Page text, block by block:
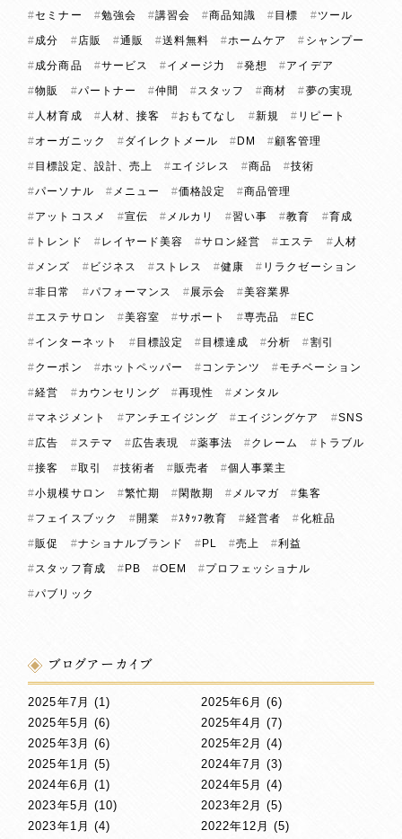
セミナー
勉強会 講習会 商品知識 目標
ツール
成分
店販 通販 送料無料 ホームケア
シャンプー
成分商品
サービス イメージ力 発想
アイデア
物販
パートナー 仲間 スタッフ 商材
夢の実現
人材育成
人材、接客 おもてなし 新規
リピート
オーガニック
ダイレクトメール DM
顧客管理
目標設定、設計、売上
エイジレス 商品
技術
パーソナル
メニュー 価格設定
商品管理
アットコスメ
宣伝 メルカリ 習い事 教育
育成
トレンド
レイヤード美容 サロン経営 エステ
人材
メンズ
ビジネス ストレス 健康
リラクゼーション
非日常
パフォーマンス 展示会
美容業界
エステサロン
美容室 サポート 専売品
EC
インターネット
目標設定 目標達成 分析
割引
クーポン
ホットペッパー コンテンツ
モチベーション
経営
カウンセリング 再現性
メンタル
マネジメント
アンチエイジング エイジングケア
SNS
広告
ステマ 広告表現 薬事法 クレーム
トラブル
接客
取引 技術者 販売者
個人事業主
小規模サロン
繁忙期 閑散期 メルマガ
集客
フェイスブック
開業 ｽﾀｯﾌ教育 経営者
化粧品
販促
ナショナルブランド PL 売上
利益
スタッフ育成
PB OEM
プロフェッショナル
パブリック
ブログアーカイブ
2025年7月 (1) 2025年6月 (6)
2025年5月 (6) 2025年4月 (7)
2025年3月 (6) 2025年2月 (4)
2025年1月 (5) 2024年7月 (3)
2024年6月 (1) 2024年5月 (4)
2023年5月 (10) 2023年2月 (5)
2023年1月 (4) 2022年12月 (5)